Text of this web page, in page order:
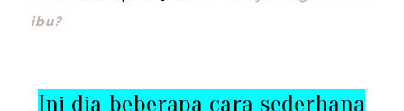
ibu?
Ini dia beberapa cara sederhana